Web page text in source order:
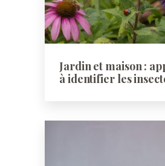
Jardin et maison :
à identifier les